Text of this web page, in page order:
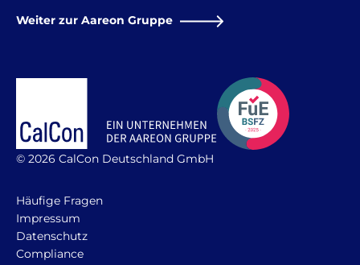
Weiter zur Aareon Gruppe
© 2026 CalCon Deutschland GmbH
Häufige Fragen
Impressum
Datenschutz
Compliance